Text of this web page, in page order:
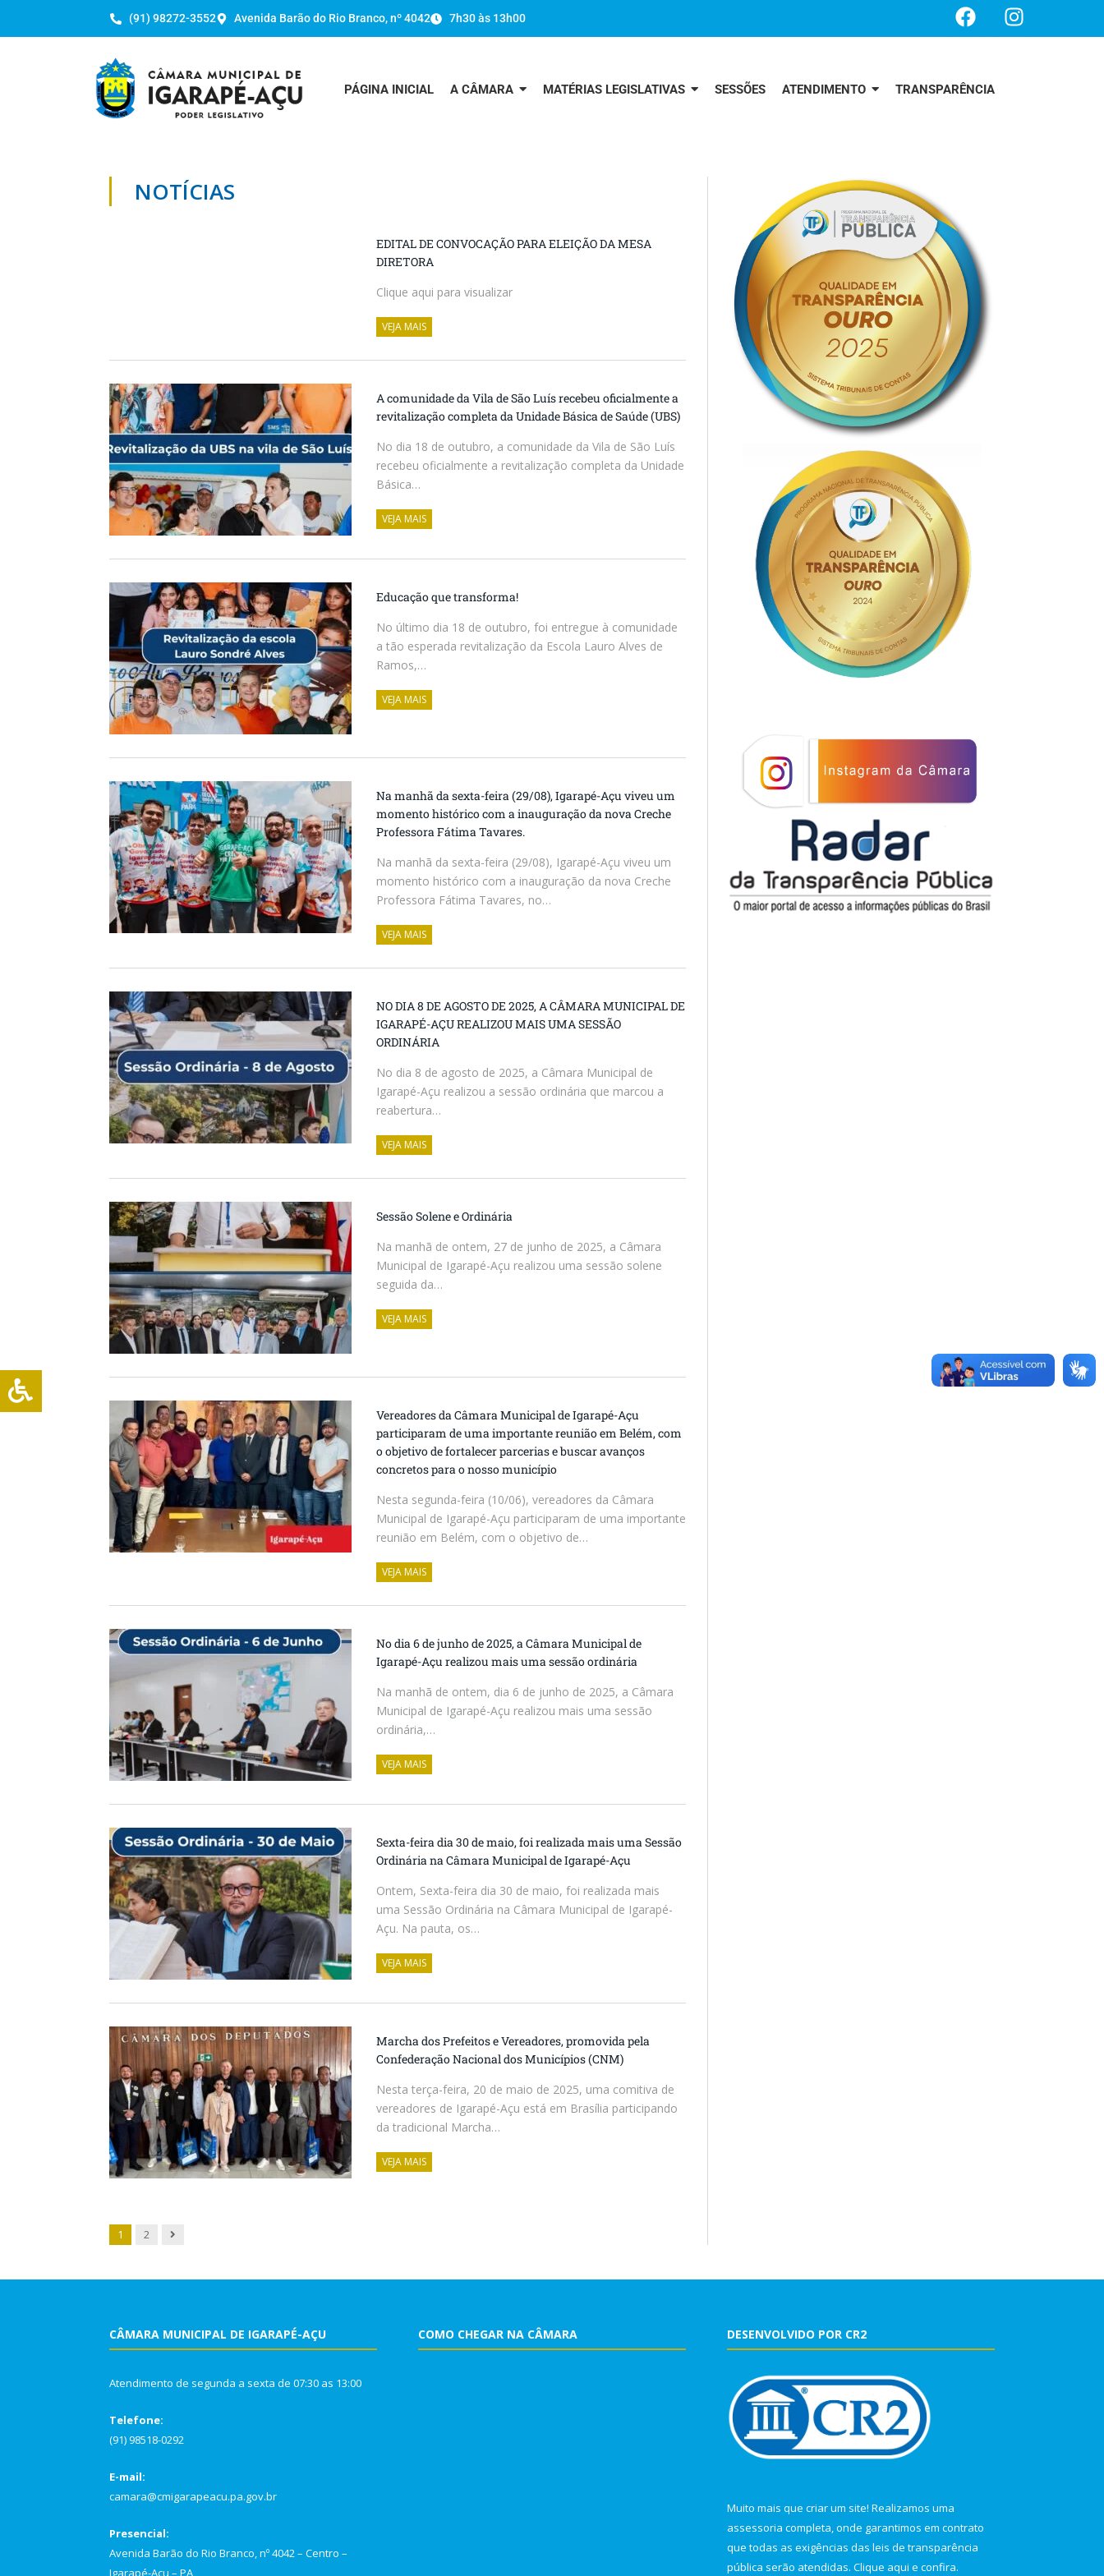
(91) 98272-3552 Avenida Barão do Rio Branco, nº 4042 7h30 às 13h00
PÁGINA INICIAL A CÂMARA MATÉRIAS LEGISLATIVAS SESSÕES ATENDIMENTO TRANSPARÊNCIA
NOTÍCIAS
EDITAL DE CONVOCAÇÃO PARA ELEIÇÃO DA MESA
DIRETORA
Clique aqui para visualizar
VEJA MAIS
A comunidade da Vila de São Luís recebeu oficialmente a
revitalização completa da Unidade Básica de Saúde (UBS)
No dia 18 de outubro, a comunidade da Vila de São Luís
recebeu oficialmente a revitalização completa da Unidade
Básica…
VEJA MAIS
Educação que transforma!
No último dia 18 de outubro, foi entregue à comunidade
a tão esperada revitalização da Escola Lauro Alves de
Ramos,…
VEJA MAIS
Na manhã da sexta-feira (29/08), Igarapé-Açu viveu um
momento histórico com a inauguração da nova Creche
Professora Fátima Tavares.
Na manhã da sexta-feira (29/08), Igarapé-Açu viveu um
momento histórico com a inauguração da nova Creche
Professora Fátima Tavares, no…
VEJA MAIS
NO DIA 8 DE AGOSTO DE 2025, A CÂMARA MUNICIPAL DE
IGARAPÉ-AÇU REALIZOU MAIS UMA SESSÃO
ORDINÁRIA
No dia 8 de agosto de 2025, a Câmara Municipal de
Igarapé-Açu realizou a sessão ordinária que marcou a
reabertura…
VEJA MAIS
Sessão Solene e Ordinária
Na manhã de ontem, 27 de junho de 2025, a Câmara
Municipal de Igarapé-Açu realizou uma sessão solene
seguida da…
VEJA MAIS
Vereadores da Câmara Municipal de Igarapé-Açu
participaram de uma importante reunião em Belém, com
o objetivo de fortalecer parcerias e buscar avanços
concretos para o nosso município
Nesta segunda-feira (10/06), vereadores da Câmara
Municipal de Igarapé-Açu participaram de uma importante
reunião em Belém, com o objetivo de…
VEJA MAIS
No dia 6 de junho de 2025, a Câmara Municipal de
Igarapé-Açu realizou mais uma sessão ordinária
Na manhã de ontem, dia 6 de junho de 2025, a Câmara
Municipal de Igarapé-Açu realizou mais uma sessão
ordinária,…
VEJA MAIS
Sexta-feira dia 30 de maio, foi realizada mais uma Sessão
Ordinária na Câmara Municipal de Igarapé-Açu
Ontem, Sexta-feira dia 30 de maio, foi realizada mais
uma Sessão Ordinária na Câmara Municipal de Igarapé-
Açu. Na pauta, os…
VEJA MAIS
Marcha dos Prefeitos e Vereadores, promovida pela
Confederação Nacional dos Municípios (CNM)
Nesta terça-feira, 20 de maio de 2025, uma comitiva de
vereadores de Igarapé-Açu está em Brasília participando
da tradicional Marcha…
VEJA MAIS
1 2 Próxima
CÂMARA MUNICIPAL DE IGARAPÉ-AÇU
Atendimento de segunda a sexta de 07:30 as 13:00
Telefone:
(91) 98518-0292
E-mail:
camara@cmigarapeacu.pa.gov.br
Presencial:
Avenida Barão do Rio Branco, nº 4042 – Centro –
Igarapé-Açu – PA
COMO CHEGAR NA CÂMARA DESENVOLVIDO POR CR2
Muito mais que criar um site! Realizamos uma
assessoria completa, onde garantimos em contrato
que todas as exigências das leis de transparência
pública serão atendidas. Clique aqui e confira.